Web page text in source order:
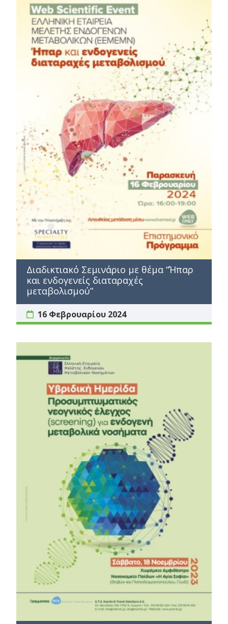
Διαδικτιακό Σεμινάριο με θέμα “Ήπαρ
και ενδογενείς διαταραχές
μεταβολισμού”
16 Φεβρουαρίου 2024